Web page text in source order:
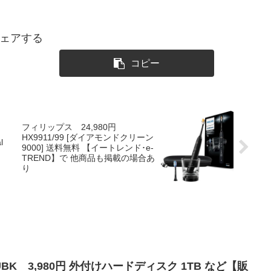
アする
コピー
フィリップス 24,980円
HX9911/99 [ダイアモンドクリーン
9000] 送料無料 【イートレンド･e-
TREND】で 他商品も掲載の場合あ
り
3,980円 外付けハードディスク 1TB など【販